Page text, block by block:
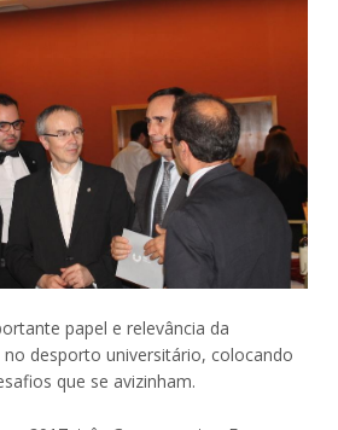
papel e relevância da
desporto universitário, colocando
que se avizinham.